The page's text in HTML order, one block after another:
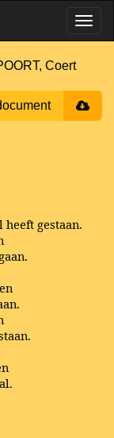
Coert
gestaan.